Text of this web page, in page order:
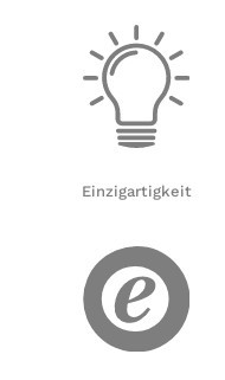
Einzigartigkeit